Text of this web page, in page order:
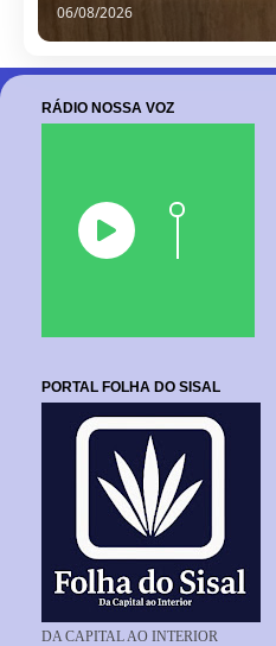
06/08/2026
RÁDIO NOSSA VOZ
PORTAL FOLHA DO SISAL
DA CAPITAL AO INTERIOR